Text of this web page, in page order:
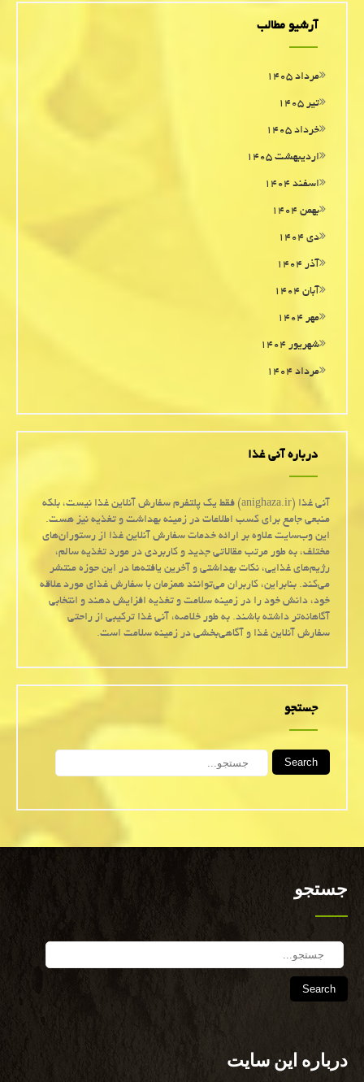
آرشیو مطالب
مرداد ۱۴۰۵
تیر ۱۴۰۵
خرداد ۱۴۰۵
اردیبهشت ۱۴۰۵
اسفند ۱۴۰۴
بهمن ۱۴۰۴
دی ۱۴۰۴
آذر ۱۴۰۴
آبان ۱۴۰۴
مهر ۱۴۰۴
شهریور ۱۴۰۴
مرداد ۱۴۰۴
درباره آنی غذا
آنی غذا (anighaza.ir) فقط یک پلتفرم سفارش آنلاین غذا نیست، بلکه
منبعی جامع برای کسب اطلاعات در زمینه بهداشت و تغذیه نیز هست.
این وب‌سایت علاوه بر ارائه خدمات سفارش آنلاین غذا از رستوران‌های
مختلف، به طور مرتب مقالاتی جدید و کاربردی در مورد تغذیه سالم،
رژیم‌های غذایی، نکات بهداشتی و آخرین یافته‌ها در این حوزه منتشر
می‌کند. بنابراین، کاربران می‌توانند همزمان با سفارش غذای مورد علاقه
خود، دانش خود را در زمینه سلامت و تغذیه افزایش دهند و انتخابی
آگاهانه‌تر داشته باشند. به طور خلاصه، آنی غذا ترکیبی از راحتی
سفارش آنلاین غذا و آگاهی‌بخشی در زمینه سلامت است.
جستجو
Search
جستجو
درباره این سایت